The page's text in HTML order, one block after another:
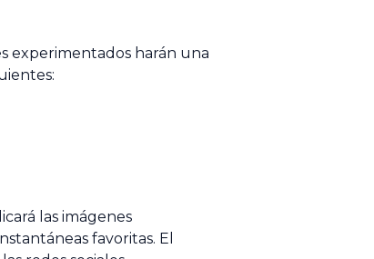
experimentados harán una
las imágenes
favoritas. El